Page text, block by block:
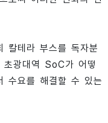
칼테라 부스를 독자분
광대역 SoC가 어떻
수요를 해결할 수 있는